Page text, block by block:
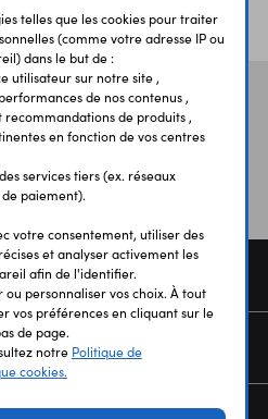
D’EXPERIENCE
témoignages
telles que les cookies pour traiter
(comme votre adresse IP ou
dans le but de :
utilisateur sur notre site ,
de nos contenus ,
recommandations de produits ,
en fonction de vos centres
services tiers (ex. réseaux
paiement).
votre consentement, utiliser des
et analyser activement les
afin de l'identifier.
ou personnaliser vos choix. À tout
vos préférences en cliquant sur le
de page.
notre Politique de
cookies.